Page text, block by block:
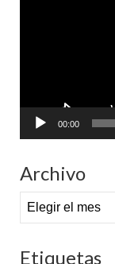
00:00
Archivo
Archivo
Etiquetas